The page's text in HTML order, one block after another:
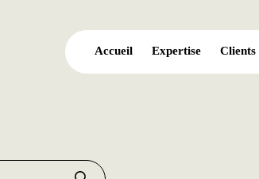
Accueil Expertise Clients